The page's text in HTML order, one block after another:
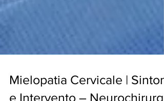
Mielopatia Cervicale |